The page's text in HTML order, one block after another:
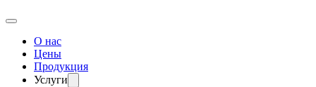
О нас
Цены
Продукция
Услуги